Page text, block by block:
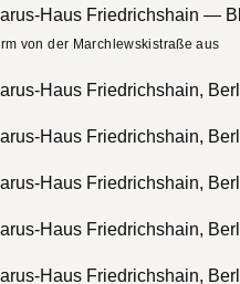
von der Marchlewskistraße aus